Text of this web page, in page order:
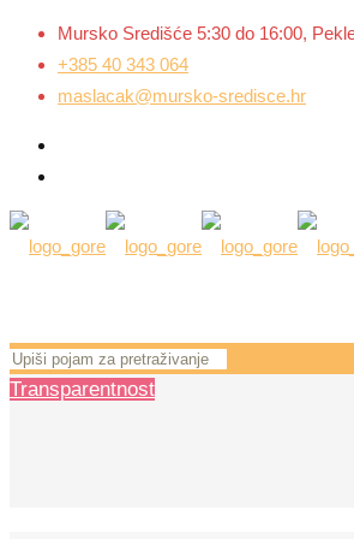
Mursko Središće 5:30 do 16:00,
+385 40 343 064
maslacak@mursko-sredisce.hr
Transparentnost